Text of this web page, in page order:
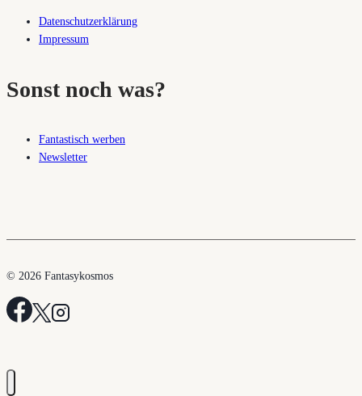
Datenschutzerklärung
Impressum
Sonst noch was?
Fantastisch werben
Newsletter
© 2026 Fantasykosmos